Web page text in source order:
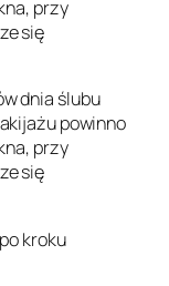
przy
się
dnia ślubu
powinno
przy
się
kroku